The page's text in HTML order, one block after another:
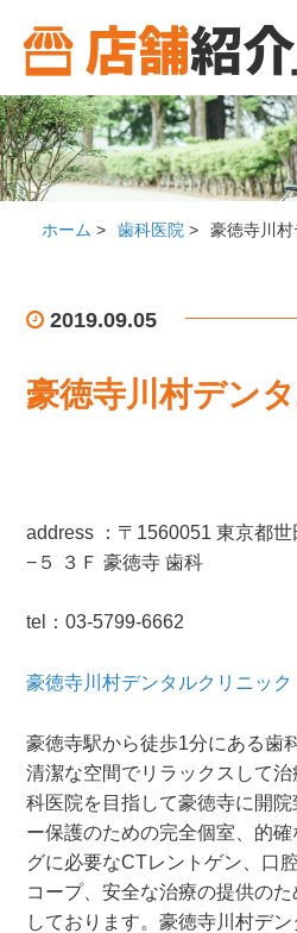
ホーム > 歯科医院 > 豪徳寺川
2019.09.05
豪徳寺川村デン
address ： 〒1560051 東京都世
−５ ３Ｆ 豪徳寺 歯科
tel：03-5799-6662
豪徳寺川村デンタルクリニック
豪徳寺駅から徒歩1分にある歯
清潔な空間でリラックスして
科医院を目指して豪徳寺に開
ー保護のための完全個室、的
グに必要なCTレントゲン、口
コープ、安全な治療の提供の
しております。豪徳寺川村デ